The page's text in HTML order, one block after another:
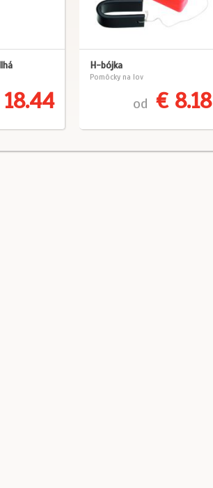
H-bójka
Pomôcky na lov
od € 8.18